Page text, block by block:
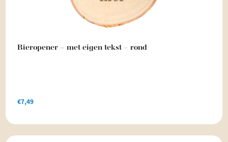
Bieropener – met eigen tekst – rond
€7,49